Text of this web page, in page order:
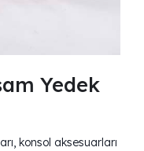
Yedek
konsol aksesuarları